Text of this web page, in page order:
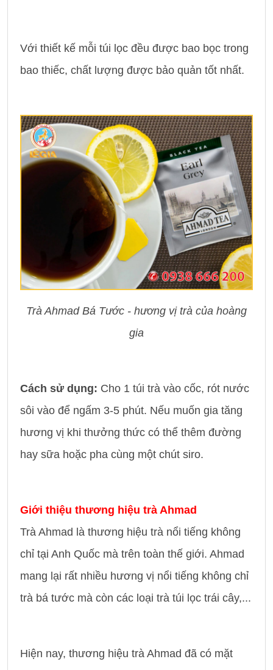
Với thiết kế mỗi túi lọc đều được bao bọc trong
bao thiếc, chất lượng được bảo quản tốt nhất.
Trà Ahmad Bá Tước - hương vị trà của hoàng
gia
Cách sử dụng: Cho 1 túi trà vào cốc, rót nước
sôi vào để ngấm 3-5 phút. Nếu muốn gia tăng
hương vị khi thưởng thức có thể thêm đường
hay sữa hoặc pha cùng một chút siro.
Giới thiệu thương hiệu trà Ahmad
Trà Ahmad là thương hiệu trà nổi tiếng không
chỉ tại Anh Quốc mà trên toàn thế giới. Ahmad
mang lại rất nhiều hương vị nổi tiếng không chỉ
trà bá tước mà còn các loại trà túi lọc trái cây,...
Hiện nay, thương hiệu trà Ahmad đã có mặt